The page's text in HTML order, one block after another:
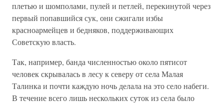
плетью и шомполами, пулей и петлей, перекинутой через
первый попавшийся сук, они сжигали избы
красноармейцев и бедняков, поддерживающих
Советскую власть.
Так, например, банда численностью около пятисот
человек скрывалась в лесу к северу от села Малая
Талинка и почти каждую ночь делала на это село набеги.
В течение всего лишь нескольких суток из села было